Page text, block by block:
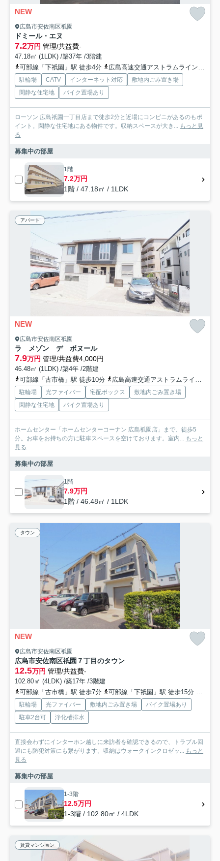
NEW
広島市安佐南区祇園
ドミール・エヌ
7.2万円 管理/共益費-
47.18㎡ (1LDK) /築37年 /3階建
可部線「下祇園」駅 徒歩4分
広島高速交通アストラムライン「祇園新橋北」駅 徒歩15分
駐輪場 CATV インターネット対応
敷地内ごみ置き場
閑静な住宅地
バイク置場あり
ローソン 広島祇園一丁目店まで徒歩2分と近場にコンビニがあるのもポ
イント。閑静な住宅地にある物件です。収納スペースが大き... もっと見
る
募集中の部屋
1階
7.2万円
1階 / 47.18㎡ / 1LDK
アパート
NEW
広島市安佐南区祇園
ラ メゾン デ ボヌール
7.9万円 管理/共益費4,000円
46.48㎡ (1LDK) /築4年 /2階建
可部線「古市橋」駅 徒歩10分
広島高速交通アストラムライン「西原」駅 徒歩20分
駐輪場 光ファイバー 宅配ボックス
敷地内ごみ置き場
閑静な住宅地
バイク置場あり
ホームセンター「ホームセンターコーナン 広島祇園店」まで、徒歩5
分。お車をお持ちの方に駐車スペースを空けております。室内... もっと
見る
募集中の部屋
1階
7.9万円
1階 / 46.48㎡ / 1LDK
タウン
NEW
広島市安佐南区祇園
広島市安佐南区祇園７丁目のタウン
12.5万円 管理/共益費-
102.80㎡ (4LDK) /築17年 /3階建
可部線「古市橋」駅 徒歩7分
可部線「下祇園」駅 徒歩15分 広島
駐輪場 光ファイバー 敷地内ごみ置き場
バイク置場あり
駐車2台可
浄化槽排水
直接会わずにインターホン越しに来訪者を確認できるので、トラブル回
避にも防犯対策にも繋がります。収納はウォークインクロゼッ... もっと
見る
募集中の部屋
1-3階
12.5万円
1-3階 / 102.80㎡ / 4LDK
賃貸マンション